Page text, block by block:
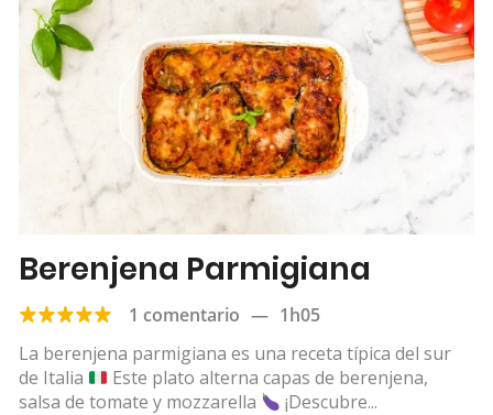
Berenjena Parmigiana
1 comentario — 1h05
La berenjena parmigiana es una receta típica del sur
de Italia
Este plato alterna capas de berenjena,
salsa de tomate y mozzarella
¡Descubre...